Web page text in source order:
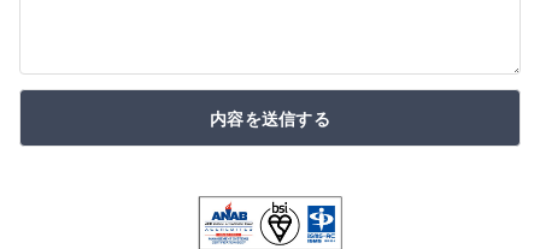
内容を送信する